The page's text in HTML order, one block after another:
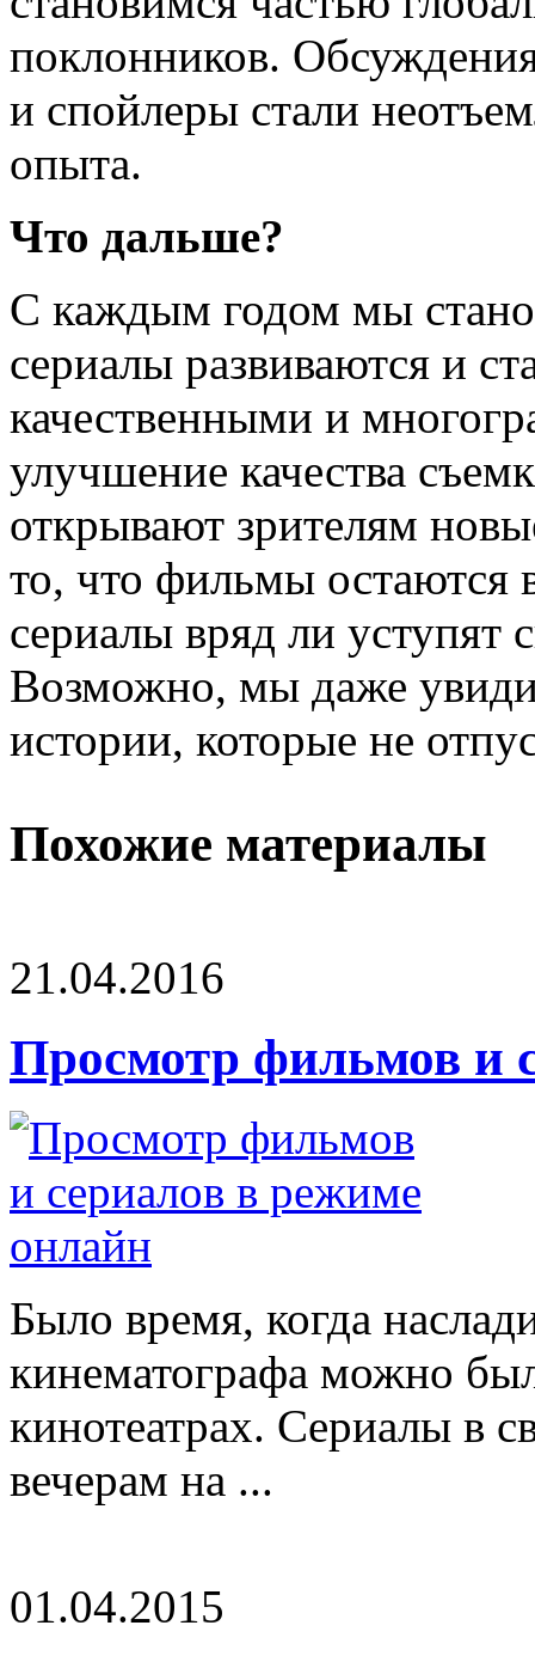
поклонников.
и спойлеры стали
опыта.
Что дальше?
С каждым годом мы
сериалы развиваются и
качественными и
улучшение качества
открывают зрителям
то, что фильмы остаются
сериалы вряд ли уступят
Возможно, мы даже
истории, которые не
Похожие материалы
21.04.2016
Просмотр фильмов и
Было время, когда
кинематографа можно
кинотеатрах. Сериалы в
вечерам на ...
01.04.2015